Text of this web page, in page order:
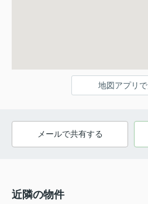
地図アプリ
メールで共有する
近隣の物件